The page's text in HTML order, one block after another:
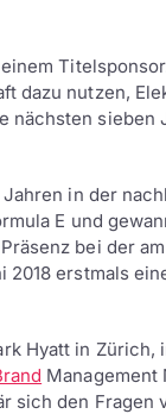
dazu nutzen,
nächsten sieben
in der
E und
bei der
erstmals
Hyatt in
Management
sich den Fragen